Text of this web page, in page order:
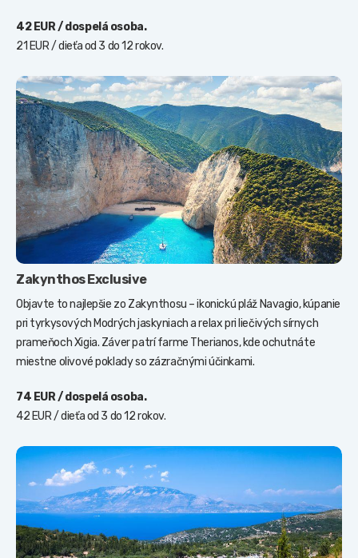
42 EUR / dospelá osoba.
21 EUR / dieťa od 3 do 12 rokov.
Zakynthos Exclusive
Objavte to najlepšie zo Zakynthosu – ikonickú pláž Navagio, kúpanie
pri tyrkysových Modrých jaskyniach a relax pri liečivých sírnych
prameňoch Xigia. Záver patrí farme Therianos, kde ochutnáte
miestne olivové poklady so zázračnými účinkami.
74 EUR / dospelá osoba.
42 EUR / dieťa od 3 do 12 rokov.